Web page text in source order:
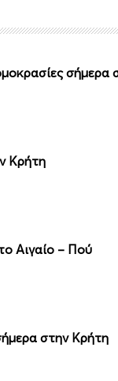
σήμερα
Κρήτη
Αιγαίο – Πού
στην Κρήτη